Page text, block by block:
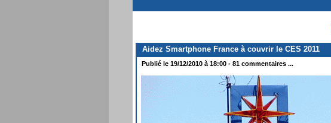
Aidez Smartphone France à couvrir le CES 2011
Publié le 19/12/2010 à 18:00 - 81 commentaires ...